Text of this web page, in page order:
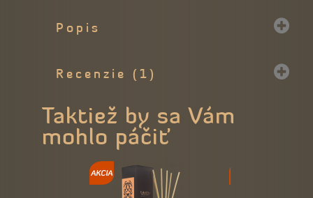
Popis
Recenzie (1)
Taktiež by sa Vám
mohlo páčiť